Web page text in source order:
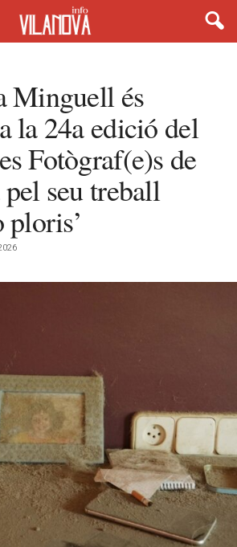
Minguell és
la 24a edició del
Fotògraf(e)s de
seu treball
ploris’